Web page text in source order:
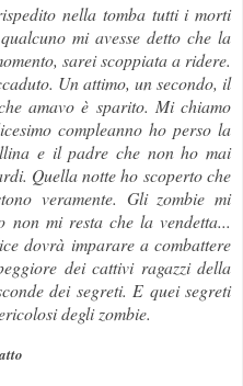
nella tomba tutti i morti
mi avesse detto che la
sarei scoppiata a ridere.
Un attimo, un secondo, il
amavo è sparito. Mi chiamo
compleanno ho perso la
e il padre che non ho mai
Quella notte ho scoperto che
veramente. Gli zombie mi
non mi resta che la vendetta...
dovrà imparare a combattere
dei cattivi ragazzi della
dei segreti. E quei segreti
degli zombie.